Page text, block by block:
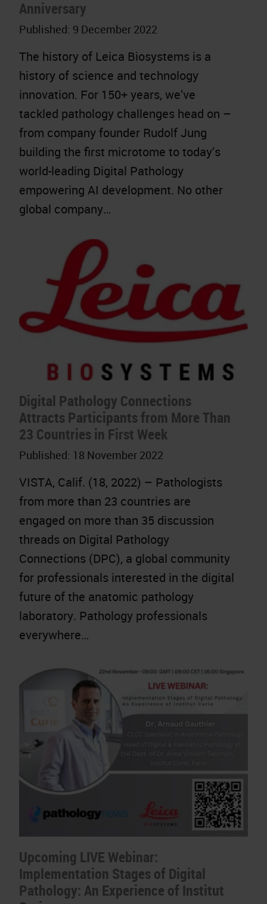
Anniversary
Published: 9 December 2022
The history of Leica Biosystems is a
history of science and technology
innovation. For 150+ years, we’ve
tackled pathology challenges head on –
from company founder Rudolf Jung
building the first microtome to today’s
world-leading Digital Pathology
empowering AI development. No other
global company…
Digital Pathology Connections
Attracts Participants from More Than
23 Countries in First Week
Published: 18 November 2022
VISTA, Calif. (18, 2022) – Pathologists
from more than 23 countries are
engaged on more than 35 discussion
threads on Digital Pathology
Connections (DPC), a global community
for professionals interested in the digital
future of the anatomic pathology
laboratory. Pathology professionals
everywhere…
Upcoming LIVE Webinar:
Implementation Stages of Digital
Pathology: An Experience of Institut